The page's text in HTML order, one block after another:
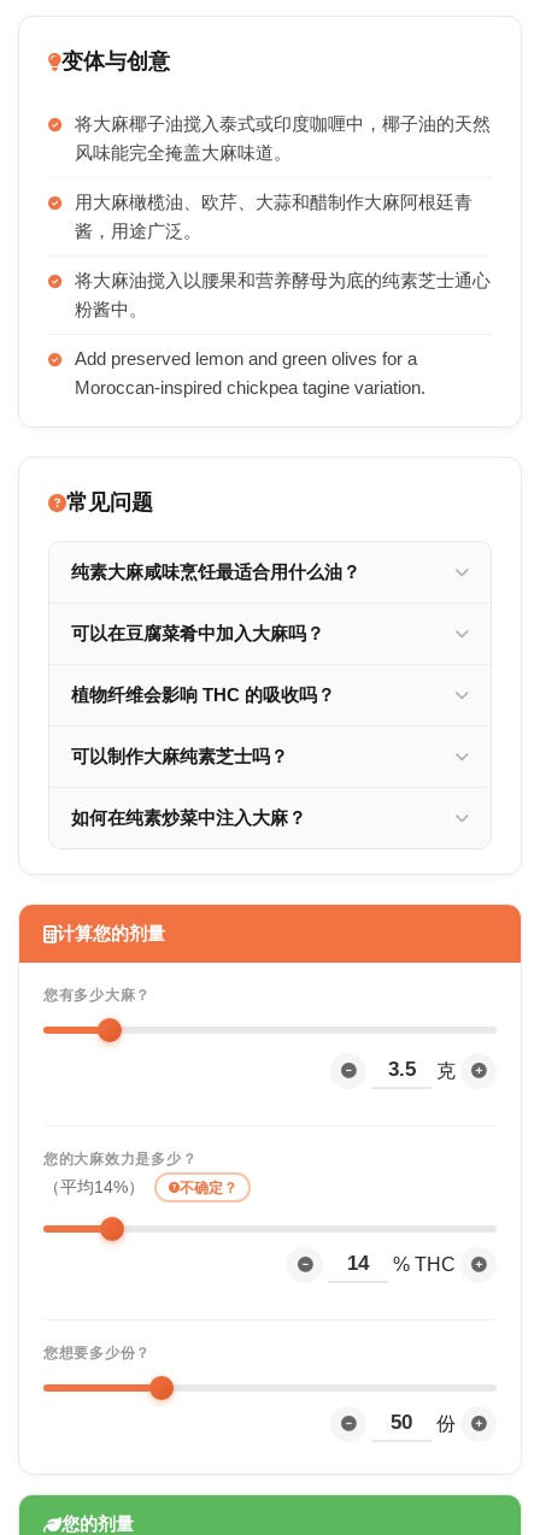
变体与创意
将大麻椰子油搅入泰式或印度咖喱中，椰子油的天然
风味能完全掩盖大麻味道。
用大麻橄榄油、欧芹、大蒜和醋制作大麻阿根廷青
酱，用途广泛。
将大麻油搅入以腰果和营养酵母为底的纯素芝士通心
粉酱中。
Add preserved lemon and green olives for a
Moroccan-inspired chickpea tagine variation.
常见问题
纯素大麻咸味烹饪最适合用什么油？
可以在豆腐菜肴中加入大麻吗？
植物纤维会影响 THC 的吸收吗？
可以制作大麻纯素芝士吗？
如何在纯素炒菜中注入大麻？
计算您的剂量
您有多少大麻？
克
您的大麻效力是多少？
（平均14%） 不确定？
% THC
您想要多少份？
份
您的剂量